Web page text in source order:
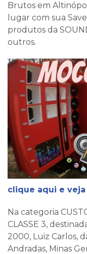
Brutos em
lugar com sua
produtos da
outros.
clique aqui e
Na categoria
CLASSE 3,
2000, Luiz Carlos,
Andradas, Minas